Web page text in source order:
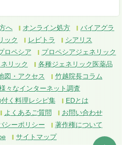
へ オンライン処方
バイアグラ
ック
レビトラ
シアリス
ロペシア
プロペシアジェネリック
リック
各種ジェネリック医薬品
図・アクセス
竹越院長コラム
々なインターネット調査
く料理レシピ集
EDとは
よくあるご質問
お問い合わせ
シーポリシー
著作権について
サイトマップ